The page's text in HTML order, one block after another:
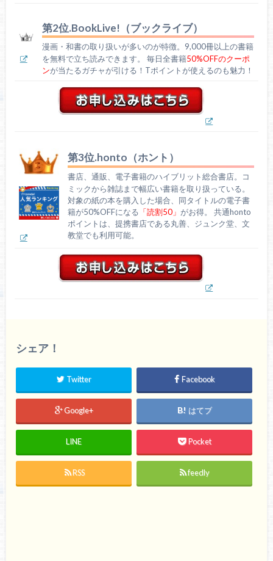
第2位.BookLive!（ブックライブ）
漫画・和書の取り扱いが多いのが特徴。9,000冊以上の書籍
を無料で立ち読みできます。 毎日全書籍50%OFFのクーポ
ンが当たるガチャが引ける！Tポイントが使えるのも魅力！
第3位.honto（ホント）
書店、通販、電子書籍のハイブリット総合書店。コ
ミックから雑誌まで幅広い書籍を取り扱っている。
対象の紙の本を購入した場合、同タイトルの電子書
籍が50%OFFになる 「読割50」 がお得。 共通honto
ポイントは、提携書店である丸善、ジュンク堂、文
教堂でも利用可能。
シェア！
Twitter Facebook
Google+ はてブ
LINE Pocket
RSS feedly